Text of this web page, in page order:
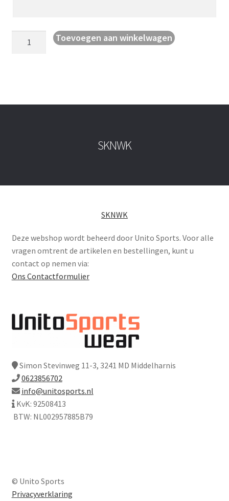
Toevoegen aan winkelwagen
SKNWK
SKNWK
Deze webshop wordt beheerd door Unito Sports. Voor alle
vragen omtrent de artikelen en bestellingen, kunt u
contact op nemen via:
Ons Contactformulier
Simon Stevinweg 11-3, 3241 MD Middelharnis
0623856702
info@unitosports.nl
KvK: 92508413
BTW: NL002957885B79
© Unito Sports
Privacyverklaring